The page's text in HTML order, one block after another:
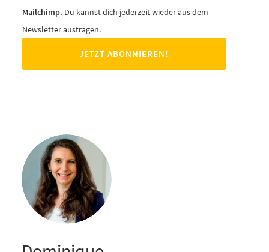
Mailchimp. Du kannst dich jederzeit wieder aus dem
Newsletter austragen.